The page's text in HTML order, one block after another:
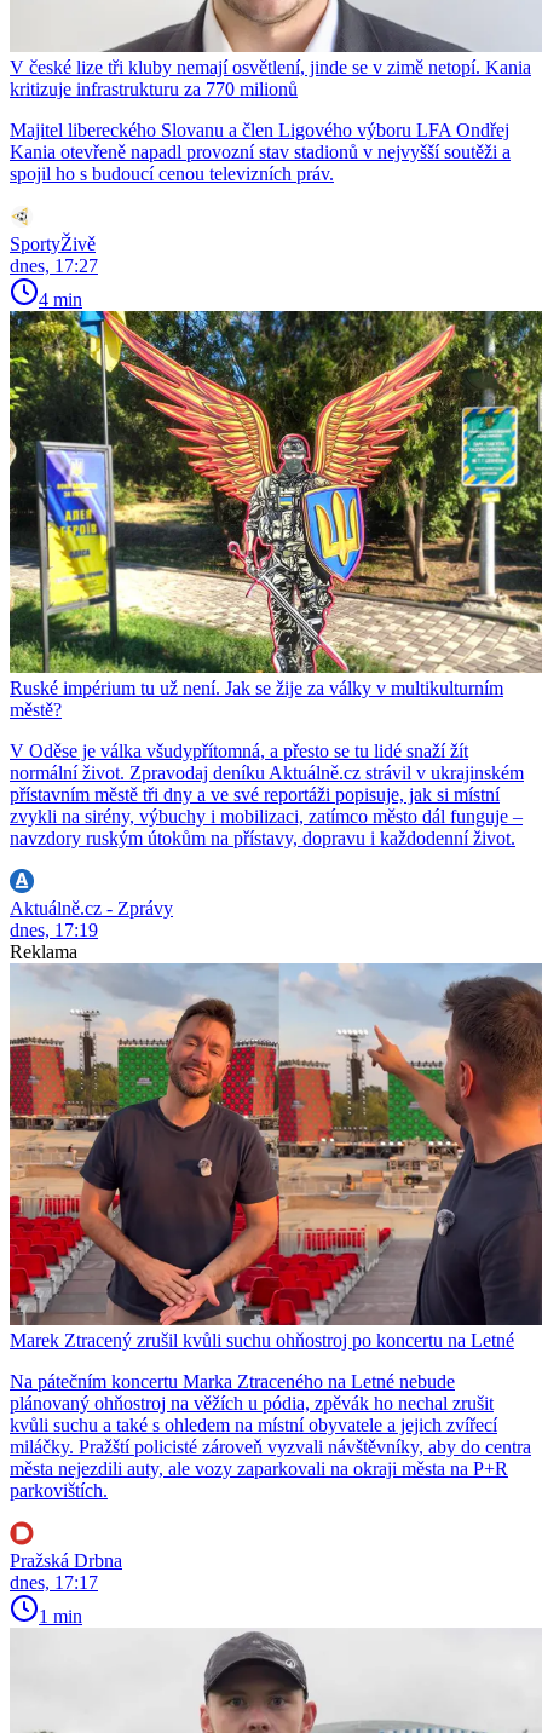
V české lize tři kluby nemají osvětlení, jinde se v zimě netopí. Kania
kritizuje infrastrukturu za 770 milionů
Majitel libereckého Slovanu a člen Ligového výboru LFA Ondřej
Kania otevřeně napadl provozní stav stadionů v nejvyšší soutěži a
spojil ho s budoucí cenou televizních práv.
SportyŽivě
dnes, 17:27
4 min
Ruské impérium tu už není. Jak se žije za války v multikulturním
městě?
V Oděse je válka všudypřítomná, a přesto se tu lidé snaží žít
normální život. Zpravodaj deníku Aktuálně.cz strávil v ukrajinském
přístavním městě tři dny a ve své reportáži popisuje, jak si místní
zvykli na sirény, výbuchy i mobilizaci, zatímco město dál funguje –
navzdory ruským útokům na přístavy, dopravu i každodenní život.
Aktuálně.cz - Zprávy
dnes, 17:19
Reklama
Marek Ztracený zrušil kvůli suchu ohňostroj po koncertu na Letné
Na pátečním koncertu Marka Ztraceného na Letné nebude
plánovaný ohňostroj na věžích u pódia, zpěvák ho nechal zrušit
kvůli suchu a také s ohledem na místní obyvatele a jejich zvířecí
miláčky. Pražští policisté zároveň vyzvali návštěvníky, aby do centra
města nejezdili auty, ale vozy zaparkovali na okraji města na P+R
parkovištích.
Pražská Drbna
dnes, 17:17
1 min